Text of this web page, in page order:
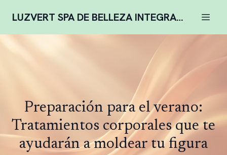
LUZVERT SPA DE BELLEZA INTEGRAL COMPLENTARIA
Preparación para el verano:
Tratamientos corporales que te
ayudarán a moldear tu figura